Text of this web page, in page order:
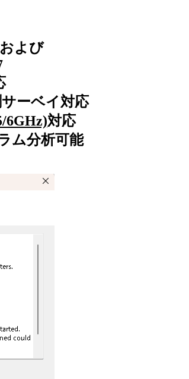
よび
ーベイ対応
6GHz)対応
ム分析可能